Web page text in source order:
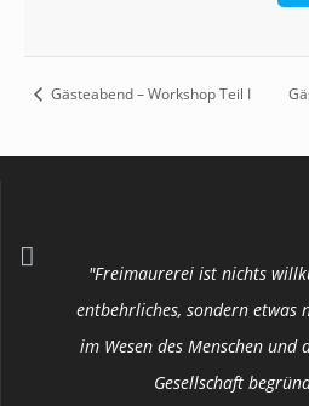
Gästeabend – Workshop Teil I
"Freimaurerei ist nichts
entbehrliches, sondern etwas
im Wesen des Menschen und
Gesellschaft